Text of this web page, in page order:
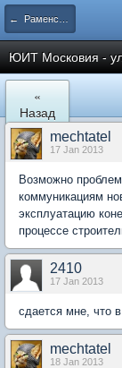
← Раменское
ЮИТ Московия -
«
Назад
mechtatel
17 Jan 2013
Возможно
коммуникациям
эксплуатацию
процессе
2410
17 Jan 2013
сдается мне, что
mechtatel
18 Jan 2013